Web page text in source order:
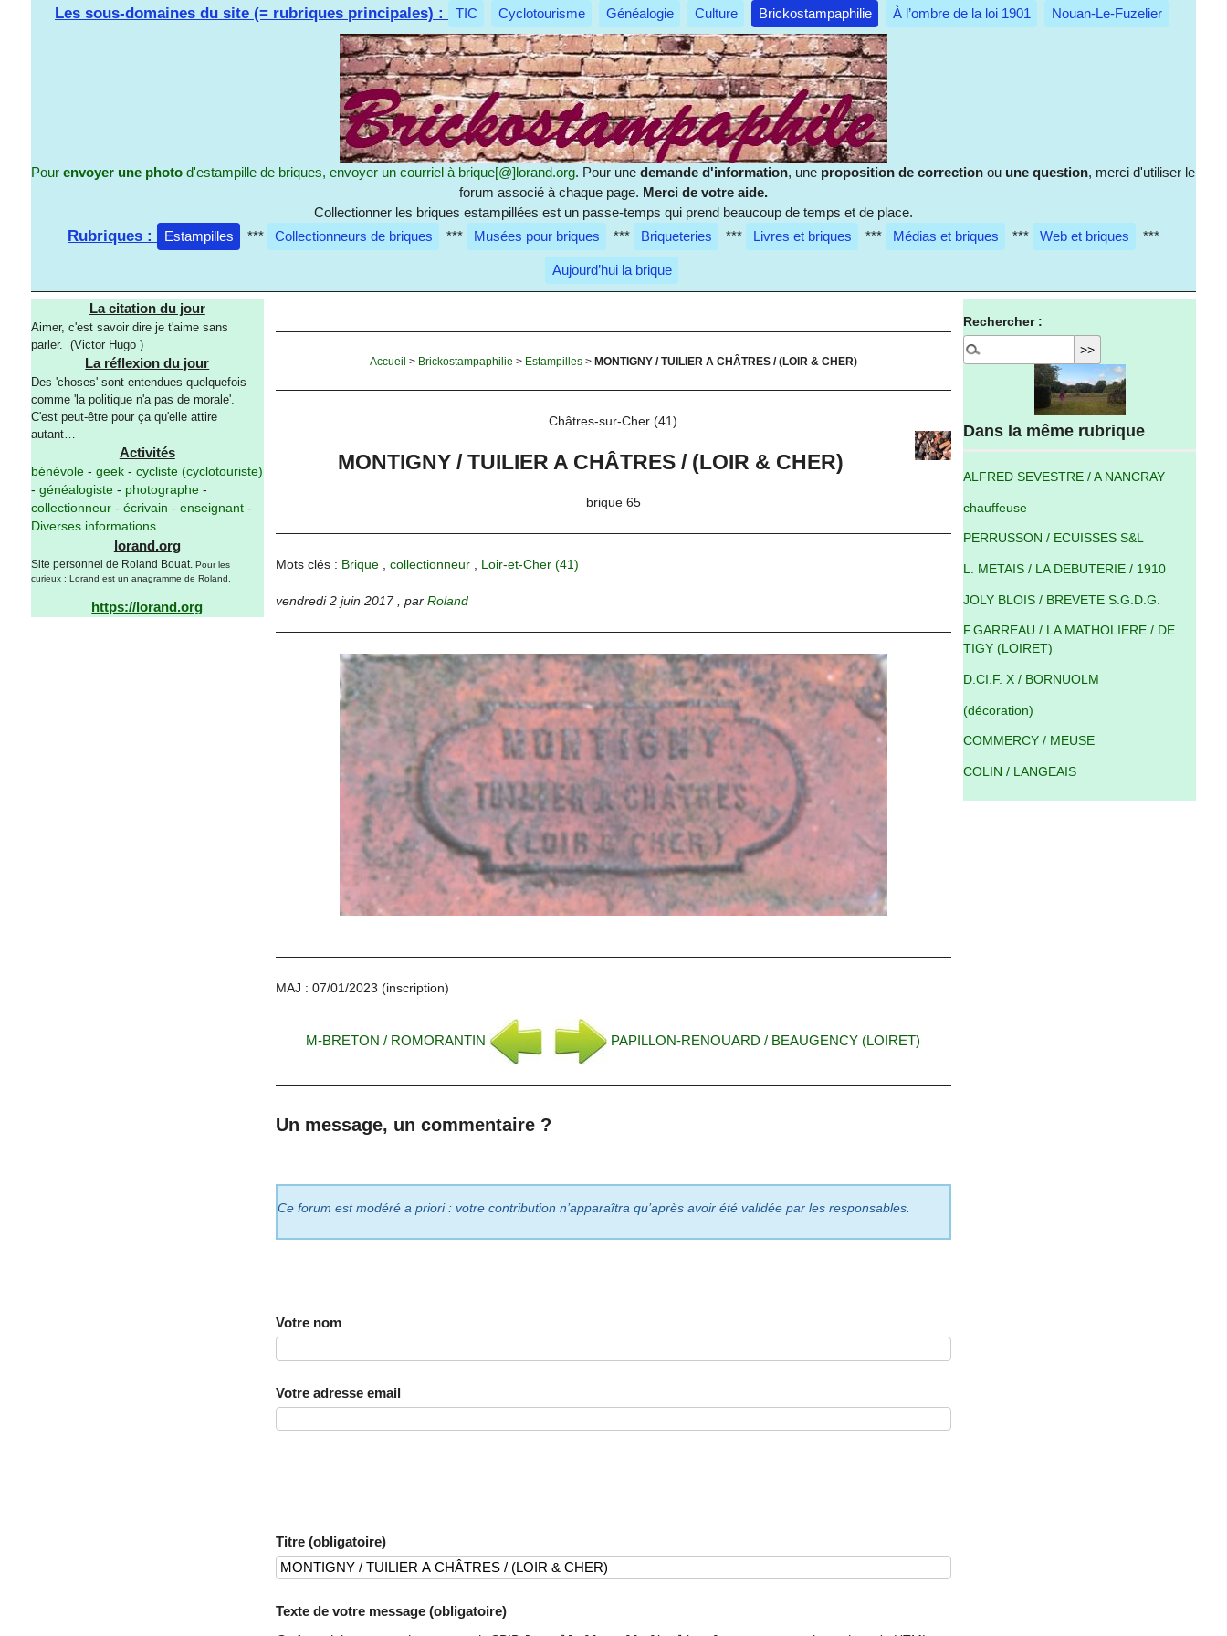
Les sous-domaines du site (= rubriques principales) : TIC Cyclotourisme Généalogie Culture Brickostampaphilie À l’ombre de la loi 1901 Nouan-Le-Fuzelier
Pourenvoyer une photo d'estampille de briques, envoyer un courriel à brique[@]lorand.org. Pour unedemande d'information, une proposition de correction ou une question, merci d'utiliser le
forum associé à chaque page. Merci de votre aide.
Collectionner les briques estampillées est un passe-temps qui prend beaucoup de temps et de place.
Rubriques : Estampilles *** Collectionneurs de briques *** Musées pour briques *** Briqueteries *** Livres et briques *** Médias et briques *** Web et briques ***
Aujourd’hui la brique
La citation du jour
Aimer, c'est savoir dire je t'aime sans
parler. (Victor Hugo )
La réflexion du jour
Des 'choses' sont entendues quelquefois
comme 'la politique n'a pas de morale'.
C'est peut-être pour ça qu'elle attire
autant…
Activités
bénévole- geek- cycliste (cyclotouriste)
- généalogiste- photographe-
collectionneur- écrivain - enseignant-
Diverses informations
lorand.org
Site personnel de Roland Bouat. Pour les
curieux : Lorand est un anagramme de Roland.
https://lorand.org
Accueil > Brickostampaphilie > Estampilles> MONTIGNY / TUILIER A CHÂTRES / (LOIR & CHER)
Châtres-sur-Cher (41)
MONTIGNY / TUILIER A CHÂTRES / (LOIR & CHER)
brique 65
Mots clés : Brique, collectionneur, Loir-et-Cher (41)
vendredi 2 juin 2017 , par Roland
MAJ : 07/01/2023 (inscription)
M-BRETON / ROMORANTIN PAPILLON-RENOUARD / BEAUGENCY (LOIRET)
Un message, un commentaire ?
Ce forum est modéré a priori : votre contribution n’apparaîtra qu’après avoir été validée par les responsables.
Votre nom
Votre adresse email
Titre (obligatoire)
Texte de votre message (obligatoire)
Rechercher :
Dans la même rubrique
ALFRED SEVESTRE / A NANCRAY
chauffeuse
PERRUSSON / ECUISSES S&L
L. METAIS / LA DEBUTERIE / 1910
JOLY BLOIS / BREVETE S.G.D.G.
F.GARREAU / LA MATHOLIERE / DE
TIGY (LOIRET)
D.CI.F. X / BORNUOLM
(décoration)
COMMERCY / MEUSE
COLIN / LANGEAIS